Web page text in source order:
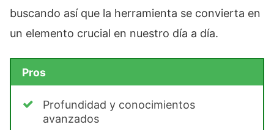
buscando así que la herramienta se convierta en
un elemento crucial en nuestro día a día.
Pros
Profundidad y conocimientos
avanzados